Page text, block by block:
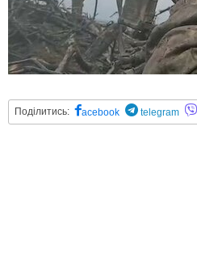
Поділитись: acebook telegram